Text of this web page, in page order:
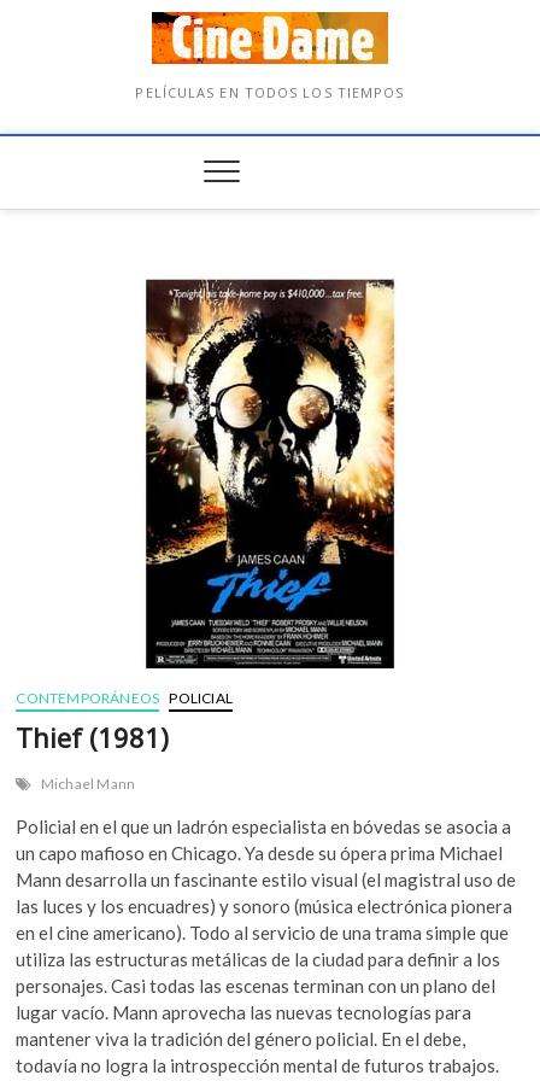
PELÍCULAS EN TODOS LOS TIEMPOS
CONTEMPORÁNEOS POLICIAL
Thief (1981)
Michael Mann
Policial en el que un ladrón especialista en bóvedas se asocia a
un capo mafioso en Chicago. Ya desde su ópera prima Michael
Mann desarrolla un fascinante estilo visual (el magistral uso de
las luces y los encuadres) y sonoro (música electrónica pionera
en el cine americano). Todo al servicio de una trama simple que
utiliza las estructuras metálicas de la ciudad para definir a los
personajes. Casi todas las escenas terminan con un plano del
lugar vacío. Mann aprovecha las nuevas tecnologías para
mantener viva la tradición del género policial. En el debe,
todavía no logra la introspección mental de futuros trabajos.